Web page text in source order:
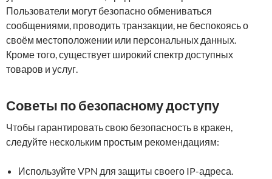
Пользователи могут безопасно обмениваться
сообщениями, проводить транзакции, не беспокоясь о
своём местоположении или персональных данных.
Кроме того, существует широкий спектр доступных
товаров и услуг.
Советы по безопасному доступу
Чтобы гарантировать свою безопасность в кракен,
следуйте нескольким простым рекомендациям:
Используйте VPN для защиты своего IP-адреса.